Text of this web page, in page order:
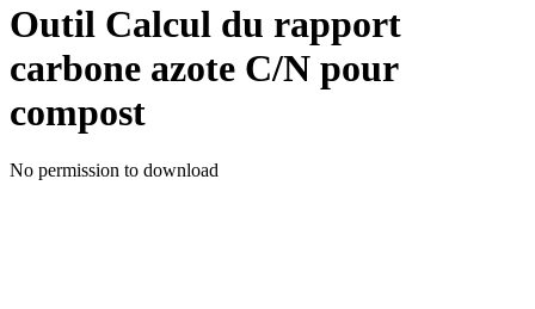
Outil Calcul du rapport
carbone azote C/N pour
compost
No permission to download